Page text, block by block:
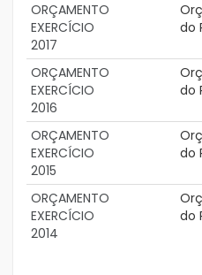
ORÇAMENTO
EXERCÍCIO
2017
do
ORÇAMENTO
EXERCÍCIO
2016
do
ORÇAMENTO
EXERCÍCIO
2015
do
ORÇAMENTO
EXERCÍCIO
2014
do